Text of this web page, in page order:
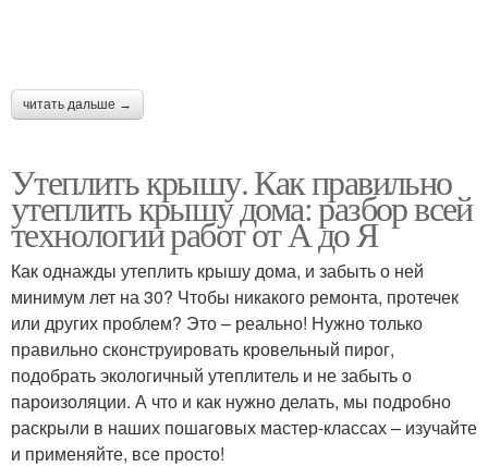
читать дальше →
Утеплить крышу. Как правильно
утеплить крышу дома: разбор всей
технологии работ от А до Я
Как однажды утеплить крышу дома, и забыть о ней
минимум лет на 30? Чтобы никакого ремонта, протечек
или других проблем? Это – реально! Нужно только
правильно сконструировать кровельный пирог,
подобрать экологичный утеплитель и не забыть о
пароизоляции. А что и как нужно делать, мы подробно
раскрыли в наших пошаговых мастер-классах – изучайте
и применяйте, все просто!